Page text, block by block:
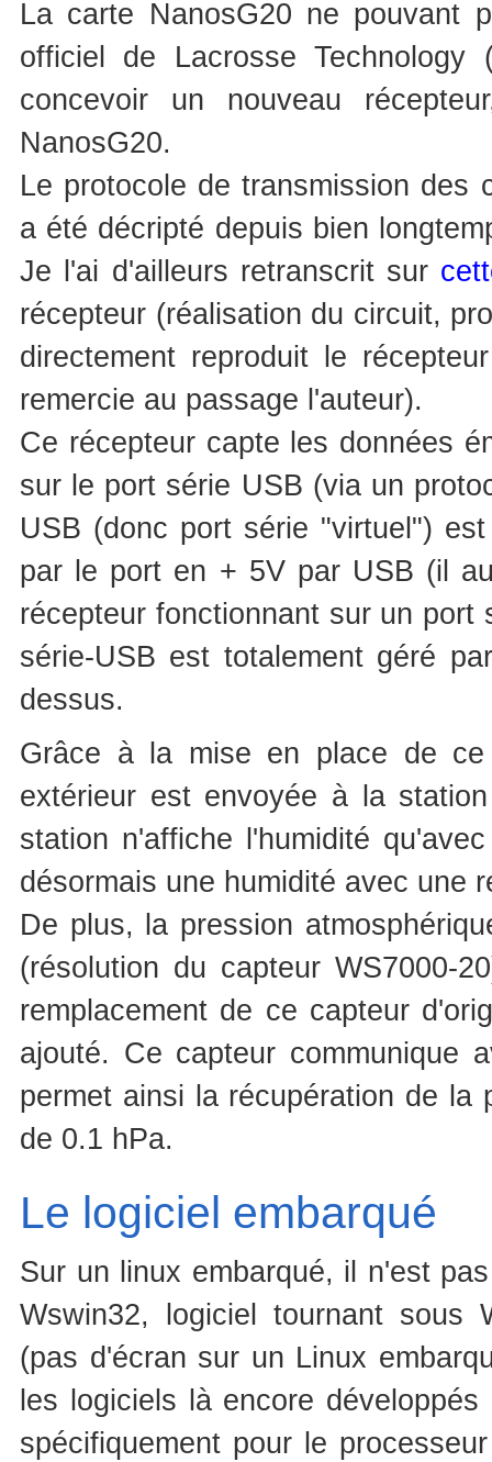
La carte NanosG20 ne pouvant
officiel de Lacrosse Technology
concevoir un nouveau
NanosG20.
Le protocole de transmission des
a été décripté depuis bien
Je l'ai d'ailleurs retranscrit sur
récepteur (réalisation du circuit,
directement reproduit le
remercie au passage l'auteur).
Ce récepteur capte les données
sur le port série USB (via un
USB (donc port série "virtuel")
par le port en + 5V par USB (il
récepteur fonctionnant sur un
série-USB est totalement géré
dessus.
Grâce à la mise en place de ce
extérieur est envoyée à la
station n'affiche l'humidité
désormais une humidité avec une
De plus, la pression
(résolution du capteur WS7000-
remplacement de ce capteur
ajouté. Ce capteur communique
permet ainsi la récupération de la
de 0.1 hPa.
Le logiciel embarqué
Sur un linux embarqué, il n'est
Wswin32, logiciel tournant sous
(pas d'écran sur un Linux
les logiciels là encore
spécifiquement pour le